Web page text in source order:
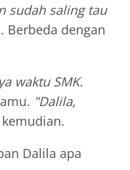
sudah saling tau
Berbeda dengan
waktu SMK.
"Dalila,
Dalila apa